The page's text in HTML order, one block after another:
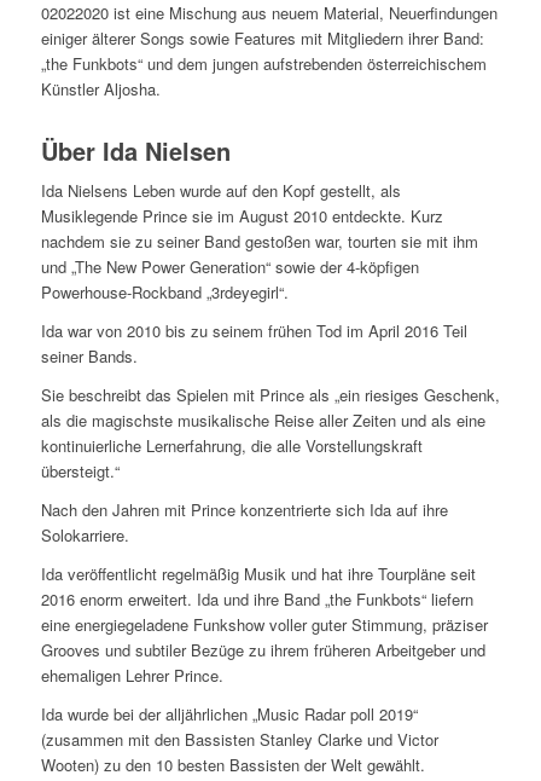
02022020 ist eine Mischung aus neuem Material, Neuerfindungen
einiger älterer Songs sowie Features mit Mitgliedern ihrer Band:
„the Funkbots“ und dem jungen aufstrebenden österreichischem
Künstler Aljosha.
Über Ida Nielsen
Ida Nielsens Leben wurde auf den Kopf gestellt, als
Musiklegende Prince sie im August 2010 entdeckte. Kurz
nachdem sie zu seiner Band gestoßen war, tourten sie mit ihm
und „The New Power Generation“ sowie der 4-köpfigen
Powerhouse-Rockband „3rdeyegirl“.
Ida war von 2010 bis zu seinem frühen Tod im April 2016 Teil
seiner Bands.
Sie beschreibt das Spielen mit Prince als „ein riesiges Geschenk,
als die magischste musikalische Reise aller Zeiten und als eine
kontinuierliche Lernerfahrung, die alle Vorstellungskraft
übersteigt.“
Nach den Jahren mit Prince konzentrierte sich Ida auf ihre
Solokarriere.
Ida veröffentlicht regelmäßig Musik und hat ihre Tourpläne seit
2016 enorm erweitert. Ida und ihre Band „the Funkbots“ liefern
eine energiegeladene Funkshow voller guter Stimmung, präziser
Grooves und subtiler Bezüge zu ihrem früheren Arbeitgeber und
ehemaligen Lehrer Prince.
Ida wurde bei der alljährlichen „Music Radar poll 2019“
(zusammen mit den Bassisten Stanley Clarke und Victor
Wooten) zu den 10 besten Bassisten der Welt gewählt.